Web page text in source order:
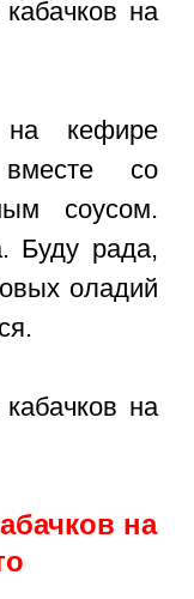
кефире
вместе со
соусом.
Буду рада,
оладий
на